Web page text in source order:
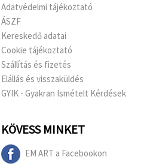
Adatvédelmi tájékoztató
ÁSZF
Kereskedő adatai
Cookie tájékoztató
Szállítás és fizetés
Elállás és visszaküldés
GYIK - Gyakran Ismételt Kérdések
KÖVESS MINKET
EM ART a Facebookon